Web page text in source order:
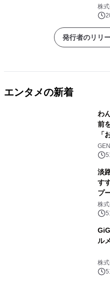
記―
株
発行者のリリ
エンタメの新着
わ
前
「
(土)
淡
す
プ
日1
森
株
ル
株